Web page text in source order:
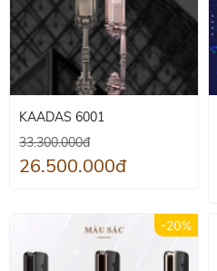
KAADAS 6001
33.300.000đ
26.500.000đ
-20%